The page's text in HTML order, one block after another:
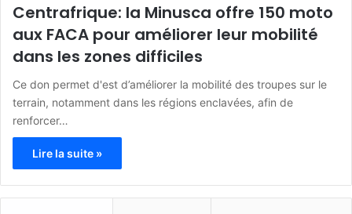
Centrafrique: la Minusca offre 150 moto
aux FACA pour améliorer leur mobilité
dans les zones difficiles
Ce don permet d'est d’améliorer la mobilité des troupes sur le
terrain, notamment dans les régions enclavées, afin de
renforcer…
Lire la suite »